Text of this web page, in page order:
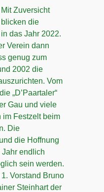
Mit Zuversicht
blicken die
in das Jahr 2022.
Verein dann
genug zum
2002 die
Vom
„D’Paartaler“
Gau und viele
im Festzelt beim
Die
die Hoffnung
endlich
sein werden.
Vorstand Bruno
Steinhart der